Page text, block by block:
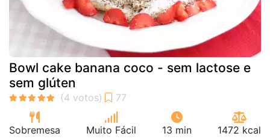
Bowl cake banana coco - sem lactose e
sem glúten
Sobremesa Muito Fácil 13 min 1472 kcal